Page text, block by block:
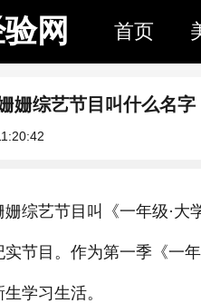
网 首页
姗综艺节目叫什么名字
综艺节目叫《一年级·大
实节目。作为第一季《一
学习生活。